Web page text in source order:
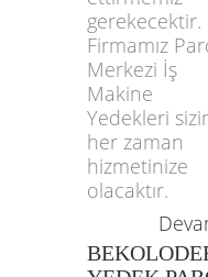
gerekecektir.
Firmamız
Merkezi İş
Makine
Yedekleri
her zaman
hizmetinize
olacaktır.